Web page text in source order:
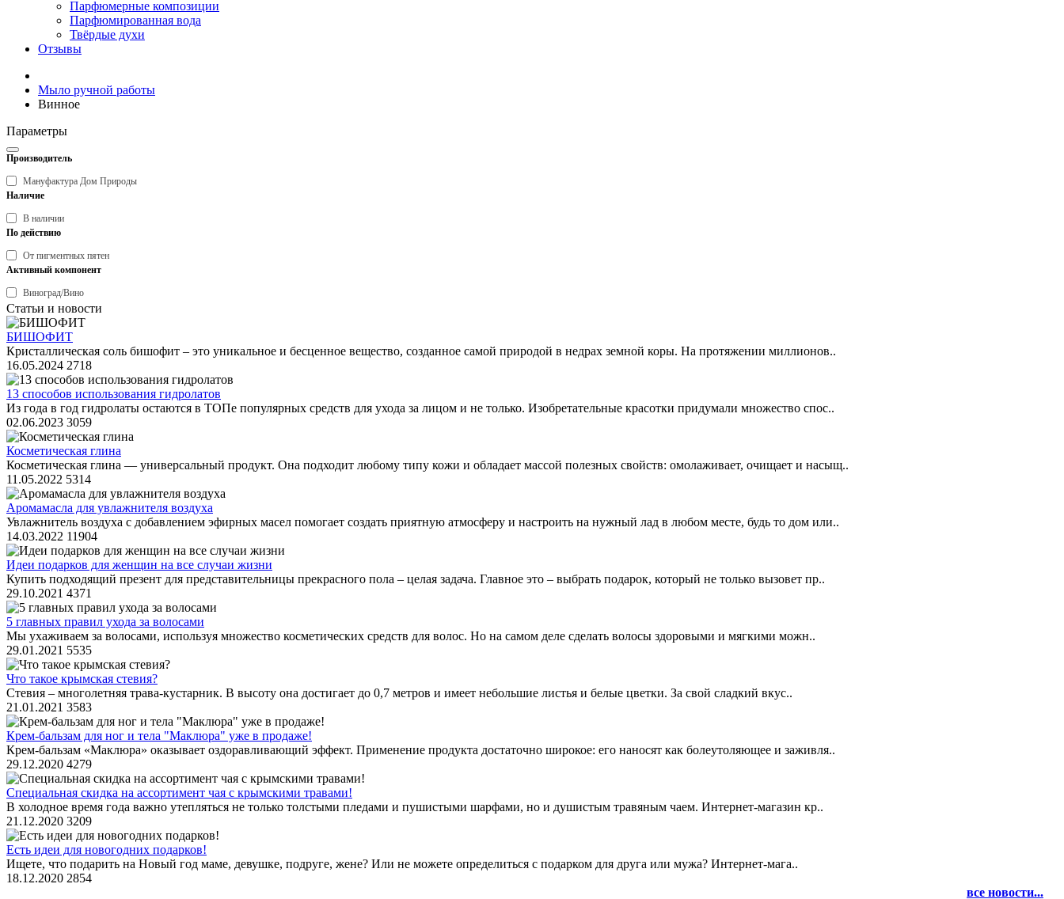
Парфюмерные композиции
Парфюмированная вода
Твёрдые духи
Отзывы
Мыло ручной работы
Винное
Параметры
Производитель
Мануфактура Дом Природы
Наличие
В наличии
По действию
От пигментных пятен
Активный компонент
Виноград/Вино
Статьи и новости
БИШОФИТ
Кристаллическая соль бишофит – это уникальное и бесценное вещество, созданное самой природой в недрах земной коры. На протяжении миллионов..
16.05.2024 2718
13 способов использования гидролатов
Из года в год гидролаты остаются в ТОПе популярных средств для ухода за лицом и не только. Изобретательные красотки придумали множество спос..
02.06.2023 3059
Косметическая глина
Косметическая глина — универсальный продукт. Она подходит любому типу кожи и обладает массой полезных свойств: омолаживает, очищает и насыщ..
11.05.2022 5314
Аромамасла для увлажнителя воздуха
Увлажнитель воздуха с добавлением эфирных масел помогает создать приятную атмосферу и настроить на нужный лад в любом месте, будь то дом или..
14.03.2022 11904
Идеи подарков для женщин на все случаи жизни
Купить подходящий презент для представительницы прекрасного пола – целая задача. Главное это – выбрать подарок, который не только вызовет пр..
29.10.2021 4371
5 главных правил ухода за волосами
Мы ухаживаем за волосами, используя множество косметических средств для волос. Но на самом деле сделать волосы здоровыми и мягкими можн..
29.01.2021 5535
Что такое крымская стевия?
Стевия – многолетняя трава-кустарник. В высоту она достигает до 0,7 метров и имеет небольшие листья и белые цветки. За свой сладкий вкус..
21.01.2021 3583
Крем-бальзам для ног и тела "Маклюра" уже в продаже!
Крем-бальзам «Маклюра» оказывает оздоравливающий эффект. Применение продукта достаточно широкое: его наносят как болеутоляющее и заживля..
29.12.2020 4279
Специальная скидка на ассортимент чая с крымскими травами!
В холодное время года важно утепляться не только толстыми пледами и пушистыми шарфами, но и душистым травяным чаем. Интернет-магазин кр..
21.12.2020 3209
Есть идеи для новогодних подарков!
Ищете, что подарить на Новый год маме, девушке, подруге, жене? Или не можете определиться с подарком для друга или мужа? Интернет-мага..
18.12.2020 2854
все новости...